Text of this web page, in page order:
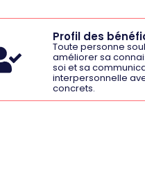
Profil des
Toute personne
améliorer sa
soi et sa
interpersonnelle
concrets.